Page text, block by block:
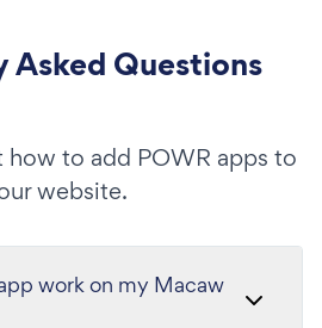
Asked Questions
how to add POWR apps to
website.
work on my Macaw